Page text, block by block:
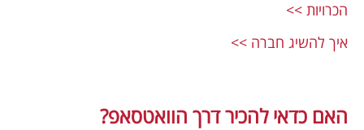
הכרויות >>
איך להשיג חברה >>
האם כדאי להכיר דרך הוואטסאפ?